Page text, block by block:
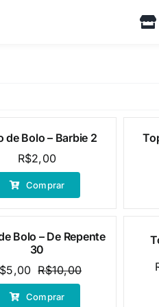
de Bolo – Barbie 2
R$2,00
Comprar
Bolo – De Repente
30
R$10,00O
5,00
O
Comprar